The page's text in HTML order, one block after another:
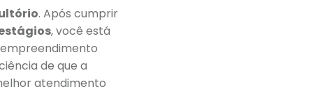
. Após cumprir
, você está
de que a
atendimento